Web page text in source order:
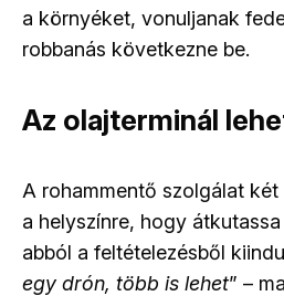
a környéket, vonuljanak
robbanás következne be.
Az olajterminál
A rohammentő szolgálat
a helyszínre, hogy
abból a feltételezésből
egy drón, több is lehet” –